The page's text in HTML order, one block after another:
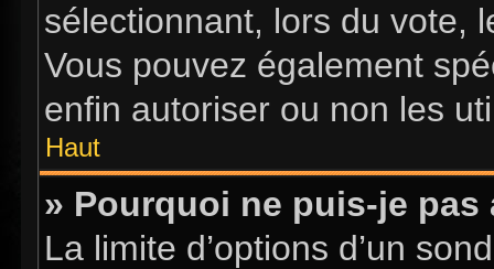
sélectionnant, lors du vote,
Vous pouvez également
enfin autoriser ou non les
Haut
» Pourquoi ne puis-je
La limite d’options d’un